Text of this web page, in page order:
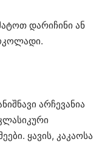
დარიჩინი ან
არჩევანია
ყავის, კაკაოსა